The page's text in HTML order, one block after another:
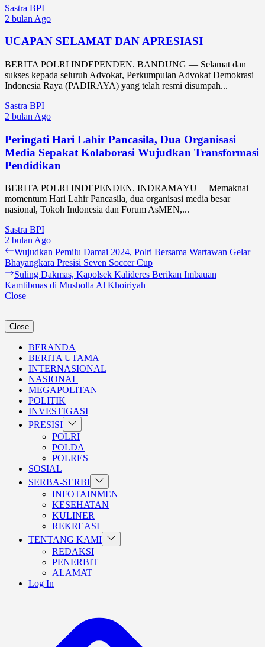
Sastra BPI
2 bulan Ago
UCAPAN SELAMAT DAN APRESIASI
BERITA POLRI INDEPENDEN. BANDUNG — Selamat dan
sukses kepada seluruh Advokat, Perkumpulan Advokat Demokrasi
Indonesia Raya (PADIRAYA) yang telah resmi disumpah...
Sastra BPI
2 bulan Ago
Peringati Hari Lahir Pancasila, Dua Organisasi
Media Sepakat Kolaborasi Wujudkan Transformasi
Pendidikan
BERITA POLRI INDEPENDEN. INDRAMAYU – Memaknai
momentum Hari Lahir Pancasila, dua organisasi media besar
nasional, Tokoh Indonesia dan Forum AsMEN,...
Sastra BPI
2 bulan Ago
Navigasi
pos
Previous
post:
Wujudkan Pemilu Damai 2024, Polri Bersama Wartawan Gelar
Bhayangkara Presisi Seven Soccer Cup
Next
post:
Suling Dakmas, Kapolsek Kalideres Berikan Imbauan
Kamtibmas di Musholla Al Khoiriyah
Close
Close
BERANDA
BERITA UTAMA
INTERNASIONAL
NASIONAL
MEGAPOLITAN
POLITIK
INVESTIGASI
PRESISI Show
sub
menu
POLRI
POLDA
POLRES
SOSIAL
SERBA-SERBI Show
sub
menu
INFOTAINMEN
KESEHATAN
KULINER
REKREASI
TENTANG KAMI Show
sub
REDAKSI
PENERBIT
ALAMAT
Log In